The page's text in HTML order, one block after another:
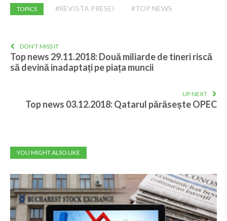
TOPICS #REVISTA PRESEI #TOP NEWS
DON'T MISS IT
Top news 29.11.2018: Două miliarde de tineri riscă
să devină inadaptați pe piața muncii
UP NEXT
Top news 03.12.2018: Qatarul părăsește OPEC
YOU MIGHT ALSO LIKE